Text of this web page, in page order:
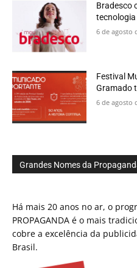
Bradesco
tecnologia
6 de agosto
Festival
Gramado
6 de agosto
Grandes Nomes da
Há mais 20 anos no ar, o
PROPAGANDA é o mais
cobre a excelência da
Brasil.